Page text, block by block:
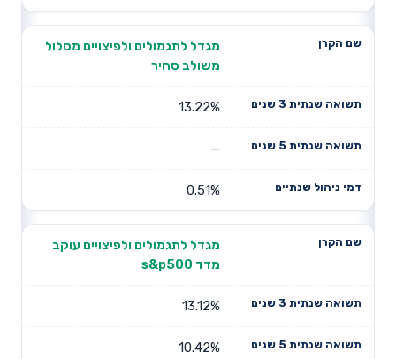
מגדל לתגמולים ולפיצויים מסלול
משולב סחיר
13.22%
—
0.51%
מגדל לתגמולים ולפיצויים עוקב
מדד s&p500
13.12%
10.42%